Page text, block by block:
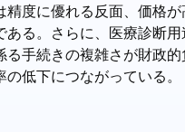
精度に優れる反面、価格
ある。さらに、医療診断
る手続きの複雑さが財政
低下につながっている。